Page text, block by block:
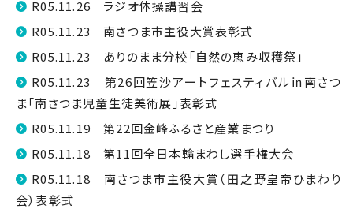
R05.11.26 ラジオ体操講習会
R05.11.23 南さつま市主役大賞表彰式
R05.11.23 ありのまま分校「自然の恵み収穫祭」
R05.11.23 第26回笠沙アートフェスティバル㏌南さつ
ま「南さつま児童生徒美術展」表彰式
R05.11.19 第22回金峰ふるさと産業まつり
R05.11.18 第11回全日本輪まわし選手権大会
R05.11.18 南さつま市主役大賞（田之野皇帝ひまわり
会）表彰式